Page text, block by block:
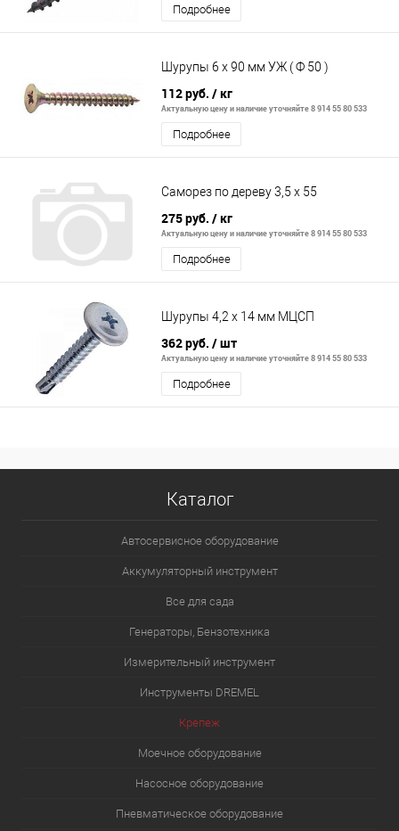
Подробнее
Шурупы 6 х 90 мм УЖ ( Ф 50 )
112 руб. / кг
Актуальную цену и наличие уточняйте 8 914 55 80 533
Подробнее
Саморез по дереву 3,5 х 55
275 руб. / кг
Актуальную цену и наличие уточняйте 8 914 55 80 533
Подробнее
Шурупы 4,2 х 14 мм МЦСП
362 руб. / шт
Актуальную цену и наличие уточняйте 8 914 55 80 533
Подробнее
Каталог
Автосервисное оборудование
Аккумуляторный инструмент
Все для сада
Генераторы, Бензотехника
Измерительный инструмент
Инструменты DREMEL
Крепеж
Моечное оборудование
Насосное оборудование
Пневматическое оборудование